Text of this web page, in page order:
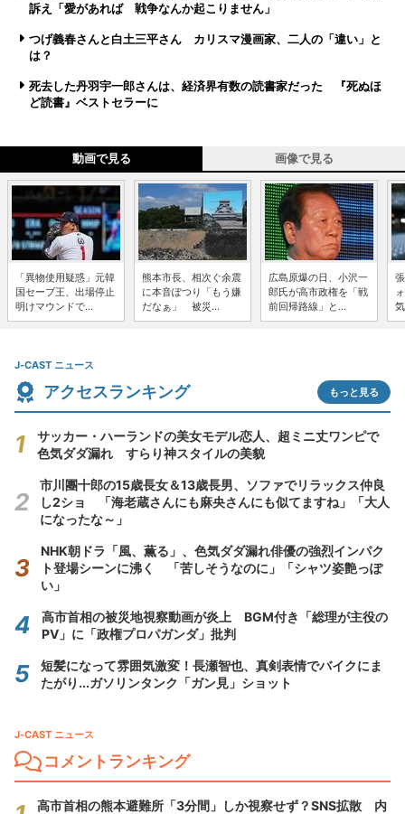
訴え「愛があれば 戦争なんか起こりません」
つげ義春さんと白土三平さん カリスマ漫画家、二人の「違い」と
は？
死去した丹羽宇一郎さんは、経済界有数の読書家だった 『死ぬほ
ど読書』ベストセラーに
動画で見る 画像で見る
「異物使用疑惑」元韓
国セーブ王、出場停止
明けマウンドで...
熊本市長、相次ぐ余震
に本音ぽつり「もう嫌
だなぁ」 被災...
広島原爆の日、小沢一
郎氏が高市政権を「戦
前回帰路線」と...
J-CAST ニュース
アクセスランキング もっと見る
サッカー・ハーランドの美女モデル恋人、超ミニ丈ワンピで
色気ダダ漏れ すらり神スタイルの美貌
市川團十郎の15歳長女＆13歳長男、ソファでリラックス仲良
し2ショ 「海老蔵さんにも麻央さんにも似てますね」「大人
になったな～」
NHK朝ドラ「風、薫る」、色気ダダ漏れ俳優の強烈インパク
ト登場シーンに沸く 「苦しそうなのに」「シャツ姿艶っぽ
い」
高市首相の被災地視察動画が炎上 BGM付き「総理が主役の
PV」に「政権プロパガンダ」批判
短髪になって雰囲気激変！長瀬智也、真剣表情でバイクにま
たがり...ガソリンタンク「ガン見」ショット
J-CAST ニュース
コメントランキング
高市首相の熊本避難所「3分間」しか視察せず？SNS拡散 内